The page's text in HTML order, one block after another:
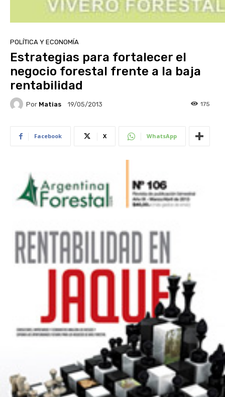
POLÍTICA Y ECONOMÍA
Estrategias para fortalecer el
negocio forestal frente a la baja
rentabilidad
Por Matias 19/05/2013 175
Facebook X WhatsApp